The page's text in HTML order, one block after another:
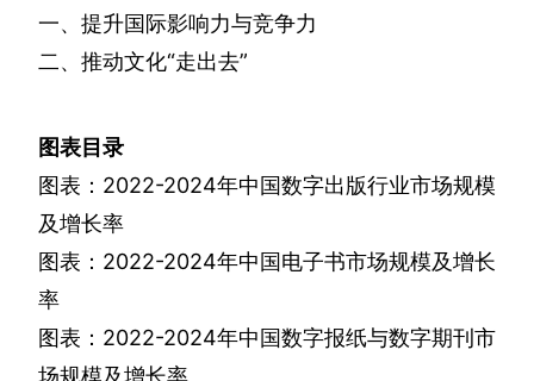
一、提升国际影响力与竞争力
二、推动文化“走出去”
图表目录
图表： 2022-2024年中国数字出版行业市场规模
及增长率
图表： 2022-2024年中国电子书市场规模及增长
率
图表： 2022-2024年中国数字报纸与数字期刊市
场规模及增长率